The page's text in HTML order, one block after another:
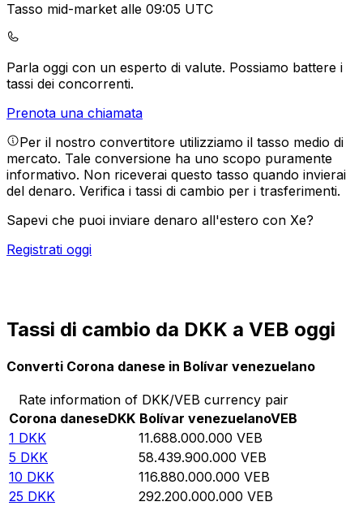
Tasso mid-market alle 09:05 UTC
Parla oggi con un esperto di valute. Possiamo battere i
tassi dei concorrenti.
Prenota una chiamata
Per il nostro convertitore utilizziamo il tasso medio di
mercato. Tale conversione ha uno scopo puramente
informativo. Non riceverai questo tasso quando invierai
del denaro. Verifica i tassi di cambio per i trasferimenti.
Sapevi che puoi inviare denaro all'estero con Xe?
Registrati oggi
Tassi di cambio da DKK a VEB oggi
Converti Corona danese in Bolívar venezuelano
Rate information of DKK/VEB currency pair
Corona daneseDKK Bolívar venezuelanoVEB
1 DKK 11.688.000.000 VEB
5 DKK 58.439.900.000 VEB
10 DKK 116.880.000.000 VEB
25 DKK 292.200.000.000 VEB